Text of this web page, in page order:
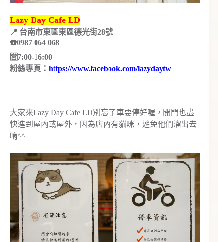
Lazy Day Cafe LD
📍 台南市東區東區德光街28號
☎️0987 064 068
🈺️7:00-16:00
粉絲專頁： https://www.facebook.com/lazydaytw
大家來Lazy Day Cafe LD別忘了車要停好喔，開門也盡
快進到屋內或屋外，因為店內有貓咪，避免他們溜出去
唷^^